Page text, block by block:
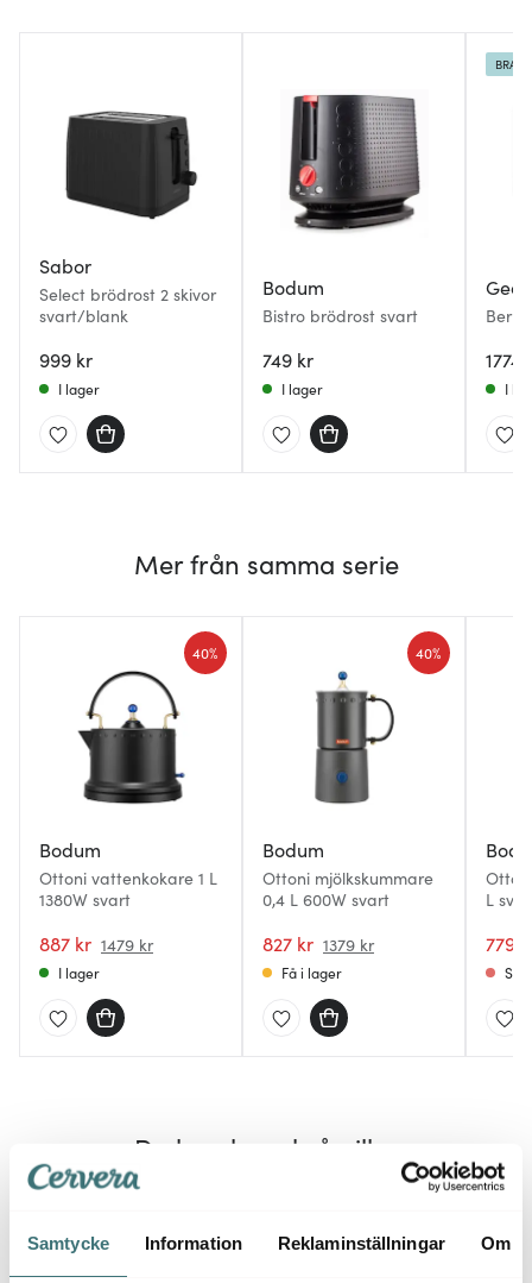
Samtycke Information Reklaminställningar Om
Sabor
Select brödrost 2 skivor
svart/blank
999 kr
I lager
Bodum
Bistro brödrost svart
749 kr
I lager
1774
BRA
I
Mer från samma serie
Bodum
Ottoni vattenkokare 1 L
1380W svart
887 kr 1479 kr
40%
I lager
Bodum
Ottoni mjölkskummare
0,4 L 600W svart
827 kr 1379 kr
40%
Få i lager
L
779
Du kanske också gillar